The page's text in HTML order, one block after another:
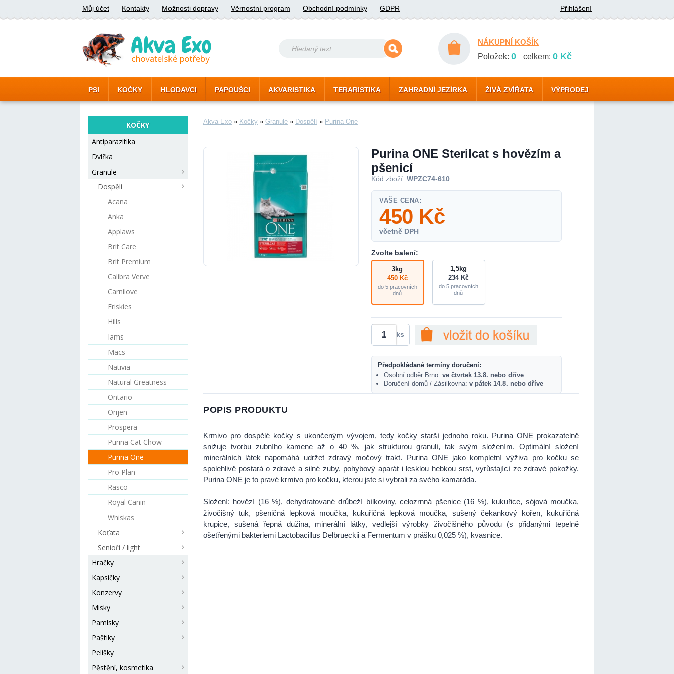
Můj účet Kontakty Možnosti dopravy Věrnostní program Obchodní podmínky GDPR Přihlášení
NÁKUPNÍ KOŠÍK
Položek: 0 celkem: 0 Kč
PSI KOČKY HLODAVCI PAPOUŠCI AKVARISTIKA TERARISTIKA ZAHRADNÍ JEZÍRKA ŽIVÁ ZVÍŘATA VÝPRODEJ
KOČKY
Antiparazitika
Dvířka
Granule
Dospělí
Acana
Anka
Applaws
Brit Care
Brit Premium
Calibra Verve
Carnilove
Friskies
Hills
Iams
Macs
Nativia
Natural Greatness
Ontario
Orijen
Prospera
Purina Cat Chow
Purina One
Pro Plan
Rasco
Royal Canin
Whiskas
Koťata
Senioři / light
Hračky
Kapsičky
Konzervy
Misky
Pamlsky
Paštiky
Pelíšky
Pěstění, kosmetika
Akva Exo » Kočky » Granule » Dospělí » Purina One
Purina ONE Sterilcat s hovězím a
pšenicí
Kód zboží: WPZC74-610
VAŠE CENA:
450 Kč
včetně DPH
Zvolte balení:
3kg
450 Kč
do 5 pracovních
dnů
1,5kg
234 Kč
do 5 pracovních
dnů
ks
Předpokládané termíny doručení:
Osobní odběr Brno: ve čtvrtek 13.8. nebo dříve
Doručení domů / Zásilkovna: v pátek 14.8. nebo dříve
POPIS PRODUKTU
Krmivo pro dospělé kočky s ukončeným vývojem, tedy kočky starší jednoho roku. Purina ONE prokazatelně
snižuje tvorbu zubního kamene až o 40 %, jak strukturou granulí, tak svým složením. Optimální složení
minerálních látek napomáhá udržet zdravý močový trakt. Purina ONE jako kompletní výživa pro kočku se
spolehlivě postará o zdravé a silné zuby, pohybový aparát i lesklou hebkou srst, vyrůstající ze zdravé pokožky.
Purina ONE je to pravé krmivo pro kočku, kterou jste si vybrali za svého kamaráda.
Složení: hovězí (16 %), dehydratované drůbeží bílkoviny, celozrnná pšenice (16 %), kukuřice, sójová moučka,
živočišný tuk, pšeničná lepková moučka, kukuřičná lepková moučka, sušený čekankový kořen, kukuřičná
krupice, sušená řepná dužina, minerální látky, vedlejší výrobky živočišného původu (s přidanými tepelně
ošetřenými bakteriemi Lactobacillus Delbrueckii a Fermentum v prášku 0,025 %), kvasnice.